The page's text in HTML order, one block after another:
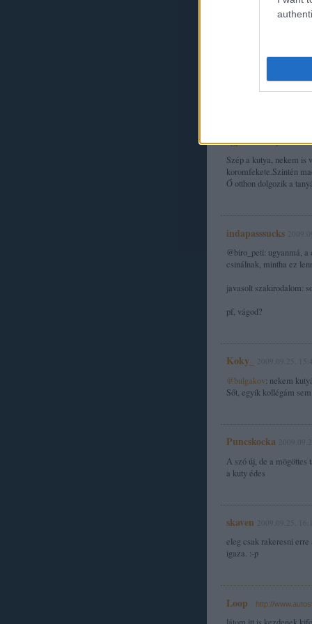
mindenki ismeri,
szünnyögés az egyik
szünyő, fogvédőt
egy maréknyi dollár
Szép a kutya, nekem is
koromfekete.Szintén
Ő otthon dolgozik a
indapasssucks
@biro_peti: ugyanmá,
csinálnak, mintha ez
javasolt szakirodalom:
pf, vágod?
Koky_
@bulgakov: nekem
Sőt, egyik kollégám
Puncskocka
A szó új, de a mögöttes
a kuty édes
skaven
eleg csak rakeresni
igaza. :-p
Loop http://